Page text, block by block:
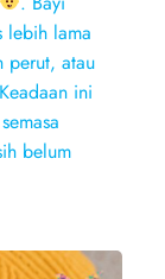
lebih lama
perut, atau
ini
belum